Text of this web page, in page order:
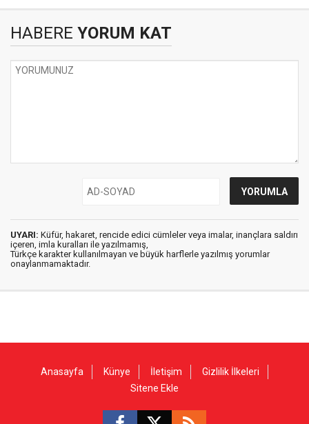
HABERE YORUM KAT
UYARI: Küfür, hakaret, rencide edici cümleler veya imalar, inançlara saldırı
içeren, imla kuralları ile yazılmamış,
Türkçe karakter kullanılmayan ve büyük harflerle yazılmış yorumlar
onaylanmamaktadır.
Anasayfa Künye İletişim
Gizlilik İlkeleri
Sitene Ekle